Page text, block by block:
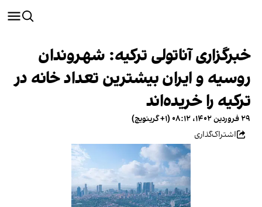
خبرگزاری آناتولی ترکیه: شهروندان
روسیه و ایران بیشترین تعداد خانه در
ترکیه را خریده‌اند
۲۹ فروردین ۱۴۰۲، ۰۸:۱۲ (‎+۱ گرینویچ)
اشتراک‌گذاری